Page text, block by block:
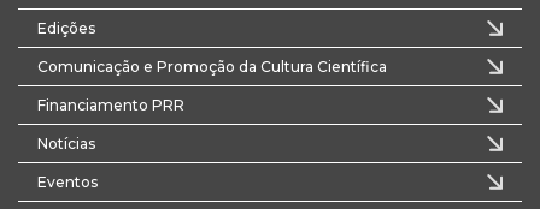
Edições
Comunicação e Promoção da Cultura Científica
Financiamento PRR
Notícias
Eventos